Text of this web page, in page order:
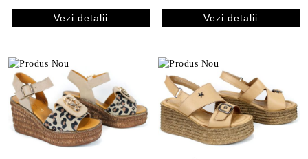
Vezi detalii Vezi detalii